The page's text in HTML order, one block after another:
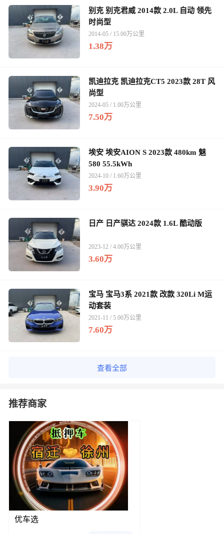
别克 别克君威 2014款 2.0L 自动 领先
时尚型
2014-05 / 15.00万公里
1.38万
凯迪拉克 凯迪拉克CT5 2023款 28T 风
尚型
2024-05 / 1.00万公里
7.50万
埃安 埃安AION S 2023款 480km 魅
580 55.5kWh
2024-10 / 1.60万公里
3.90万
日产 日产骐达 2024款 1.6L 酷动版
2023-12 / 4.00万公里
3.60万
宝马 宝马3系 2021款 改款 320Li M运
动套装
2021-11 / 5.00万公里
7.60万
查看全部
推荐商家
优车选